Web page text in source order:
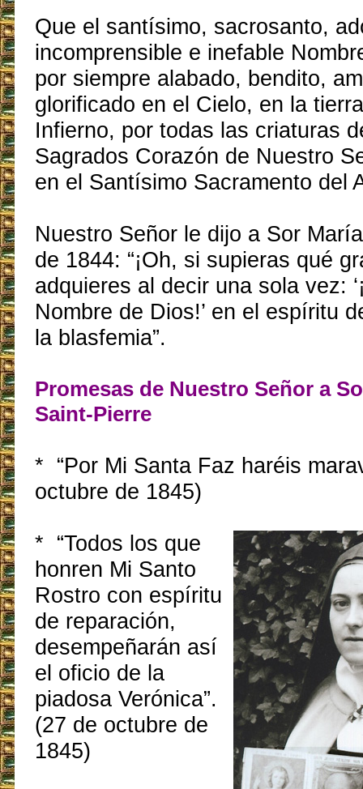
Que el santísimo, sacrosanto,
incomprensible e inefable
por siempre alabado, bendito,
glorificado en el Cielo, en la
Infierno, por todas las criaturas
Sagrados Corazón de Nuestro
en el Santísimo Sacramento del
Nuestro Señor le dijo a Sor
de 1844: “¡Oh, si supieras qué
adquieres al decir una sola vez:
Nombre de Dios!’ en el espíritu
la blasfemia”.
Promesas de Nuestro Señor a
Saint-Pierre
* “Por Mi Santa Faz haréis
octubre de 1845)
* “Todos los que
honren Mi Santo
Rostro con espíritu
de reparación,
desempeñarán así
el oficio de la
piadosa Verónica”.
(27 de octubre de
1845)